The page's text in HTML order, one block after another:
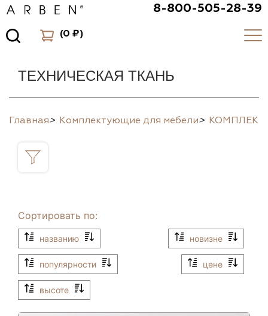
8-800-505-28-39
(0 ₽)
ТЕХНИЧЕСКАЯ ТКАНЬ
Главная> Комплектующие для мебели>
Сортировать по:
названию новизне
популярности цене
высоте